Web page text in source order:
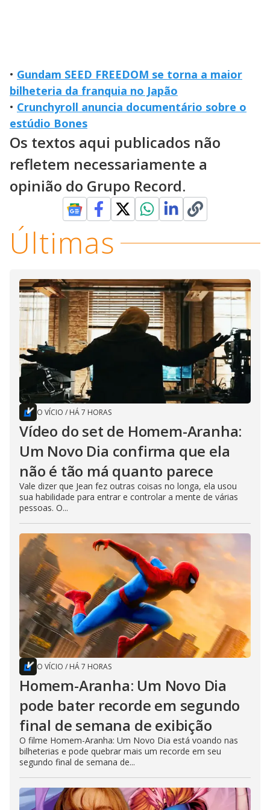
• Gundam SEED FREEDOM se torna a maior
bilheteria da franquia no Japão
• Crunchyroll anuncia documentário sobre o
estúdio Bones
Os textos aqui publicados não
refletem necessariamente a
opinião do Grupo Record.
Últimas
O VÍCIO / HÁ 7 HORAS
Vídeo do set de Homem-Aranha:
Um Novo Dia confirma que ela
não é tão má quanto parece
Vale dizer que Jean fez outras coisas no longa, ela usou
sua habilidade para entrar e controlar a mente de várias
pessoas. O...
O VÍCIO / HÁ 7 HORAS
Homem-Aranha: Um Novo Dia
pode bater recorde em segundo
final de semana de exibição
O filme Homem-Aranha: Um Novo Dia está voando nas
bilheterias e pode quebrar mais um recorde em seu
segundo final de semana de...